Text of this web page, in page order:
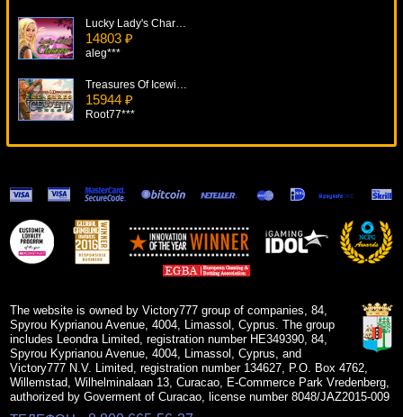
Lucky Lady's Charm Deluxe
14803 ₽
aleg***
Treasures Of Icewind Dale
15944 ₽
Root77***
Hollywood Star
14174 ₽
SmileLow***
Iron Man
The website is owned by Victory777 group of companies, 84,
Spyrou Kyprianou Avenue, 4004, Limassol, Cyprus. The group
includes Leondra Limited, registration number HE349390, 84,
Spyrou Kyprianou Avenue, 4004, Limassol, Cyprus, and
Victory777 N.V. Limited, registration number 134627, P.O. Box 4762,
Willemstad, Wilhelminalaan 13, Curacao, E-Commerce Park Vredenberg,
authorized by Goverment of Curacao, license number 8048/JAZ2015-009